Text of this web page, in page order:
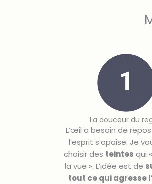
La douceur du
L’œil a besoin de
l’esprit s’apaise. Je
choisir des teintes qui
la vue ». L’idée est de
tout ce qui agresse